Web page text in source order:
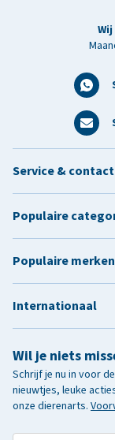
Wil je niets
Schrijf je nu in voor
nieuwtjes, leuke
onze dierenarts.
Service & contact
Populaire
Populaire merken
Internationaal